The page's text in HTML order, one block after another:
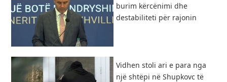
burim kërcënimi dhe
destabiliteti për rajonin
Vidhen stoli ari e para nga
një shtëpi në Shupkovc të